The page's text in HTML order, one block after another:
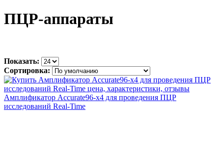
ПЦР-аппараты
Показать:
Сортировка:
Амплификатор Accurate96-x4 для проведения ПЦР
исследований Real-Time